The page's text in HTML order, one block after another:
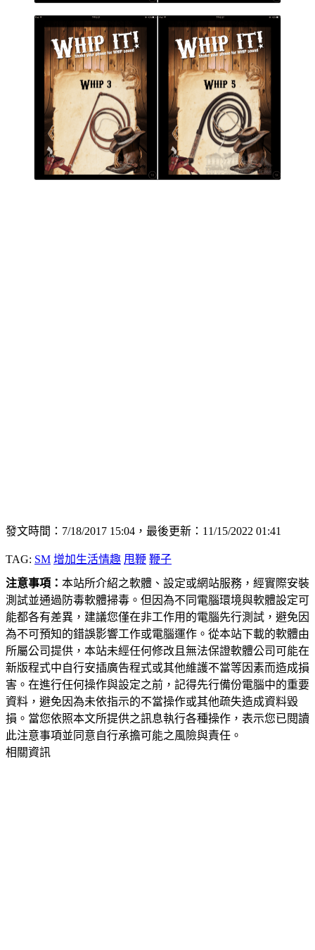
發文時間：7/18/2017 15:04，最後更新：11/15/2022 01:41
TAG: SM 增加生活情趣 甩鞭 鞭子
注意事項： 本站所介紹之軟體、設定或網站服務，經實際安裝
測試並通過防毒軟體掃毒。但因為不同電腦環境與軟體設定可
能都各有差異，建議您僅在非工作用的電腦先行測試，避免因
為不可預知的錯誤影響工作或電腦運作。從本站下載的軟體由
所屬公司提供，本站未經任何修改且無法保證軟體公司可能在
新版程式中自行安插廣告程式或其他維護不當等因素而造成損
害。在進行任何操作與設定之前，記得先行備份電腦中的重要
資料，避免因為未依指示的不當操作或其他疏失造成資料毀
損。當您依照本文所提供之訊息執行各種操作，表示您已閱讀
此注意事項並同意自行承擔可能之風險與責任。
相關資訊